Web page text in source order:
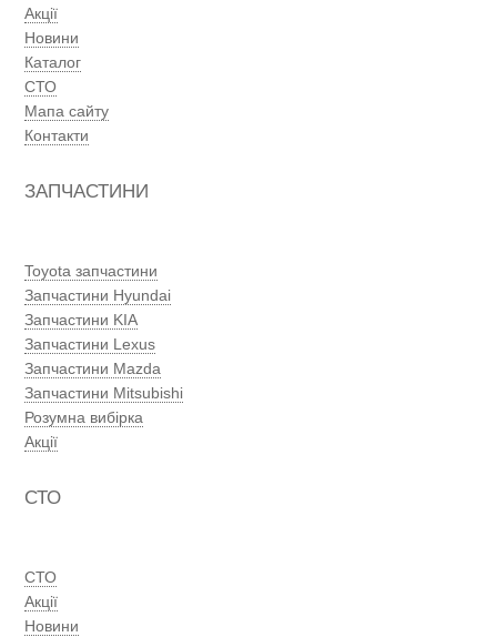
Акції
Новини
Каталог
СТО
Мапа сайту
Контакти
ЗАПЧАСТИНИ
Toyota запчастини
Запчастини Hyundai
Запчастини KIA
Запчастини Lexus
Запчастини Mazda
Запчастини Mitsubishi
Розумна вибірка
Акції
СТО
СТО
Акції
Новини